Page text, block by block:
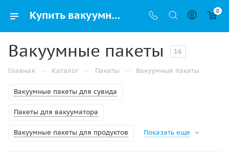
Купить вакуумные пакеты для вещей и продуктов с доставкой в Москве 0
Вакуумные пакеты 16
Главная — Каталог — Пакеты — Вакуумные пакеты
Вакуумные пакеты для сувида
Пакеты для вакууматора
Вакуумные пакеты для продуктов Показать еще